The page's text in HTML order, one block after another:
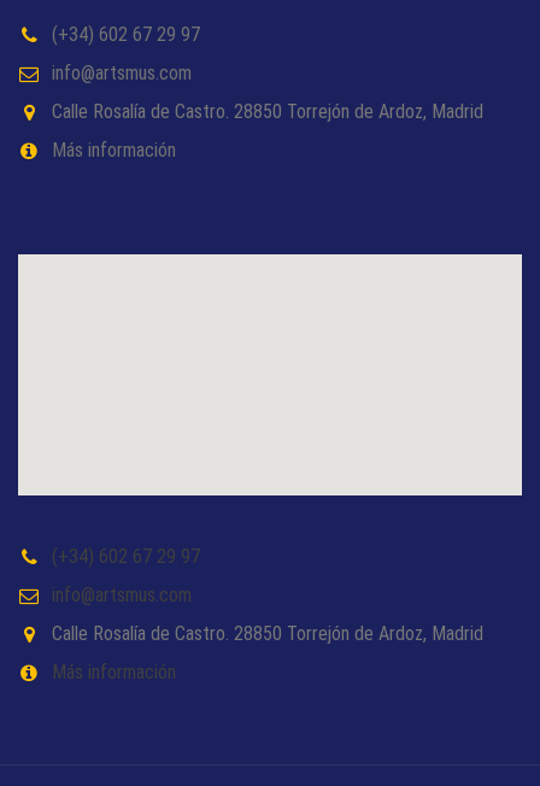
(+34) 602 67 29 97
info@artsmus.com
Calle Rosalía de Castro. 28850 Torrejón de Ardoz, Madrid
Más información
(+34) 602 67 29 97
info@artsmus.com
Calle Rosalía de Castro. 28850 Torrejón de Ardoz, Madrid
Más información